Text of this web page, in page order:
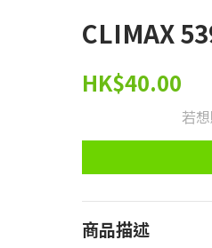
CLIMAX
HK$40.00
若
商品描述